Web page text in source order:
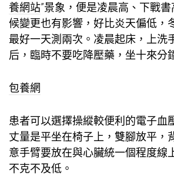
養網站”景象，便是凌晨高、下戰
候變更也有影響，好比炎天偏低，
最好一天測兩次。凌晨起床，上洗
后，臨時不要吃降壓藥，坐十來分
包養網
患者可以選擇操縱較便利的電子血
丈量是平坐在椅子上，雙腳放平，
意手臂要放在與心臟統一個程度線
不克不及低。